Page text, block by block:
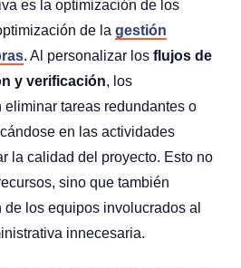
es la optimización de los
de la gestión
. Al personalizar los flujos de
y verificación, los
tareas redundantes o
en las actividades
la calidad del proyecto. Esto no
sino que también
los equipos involucrados al
innecesaria.